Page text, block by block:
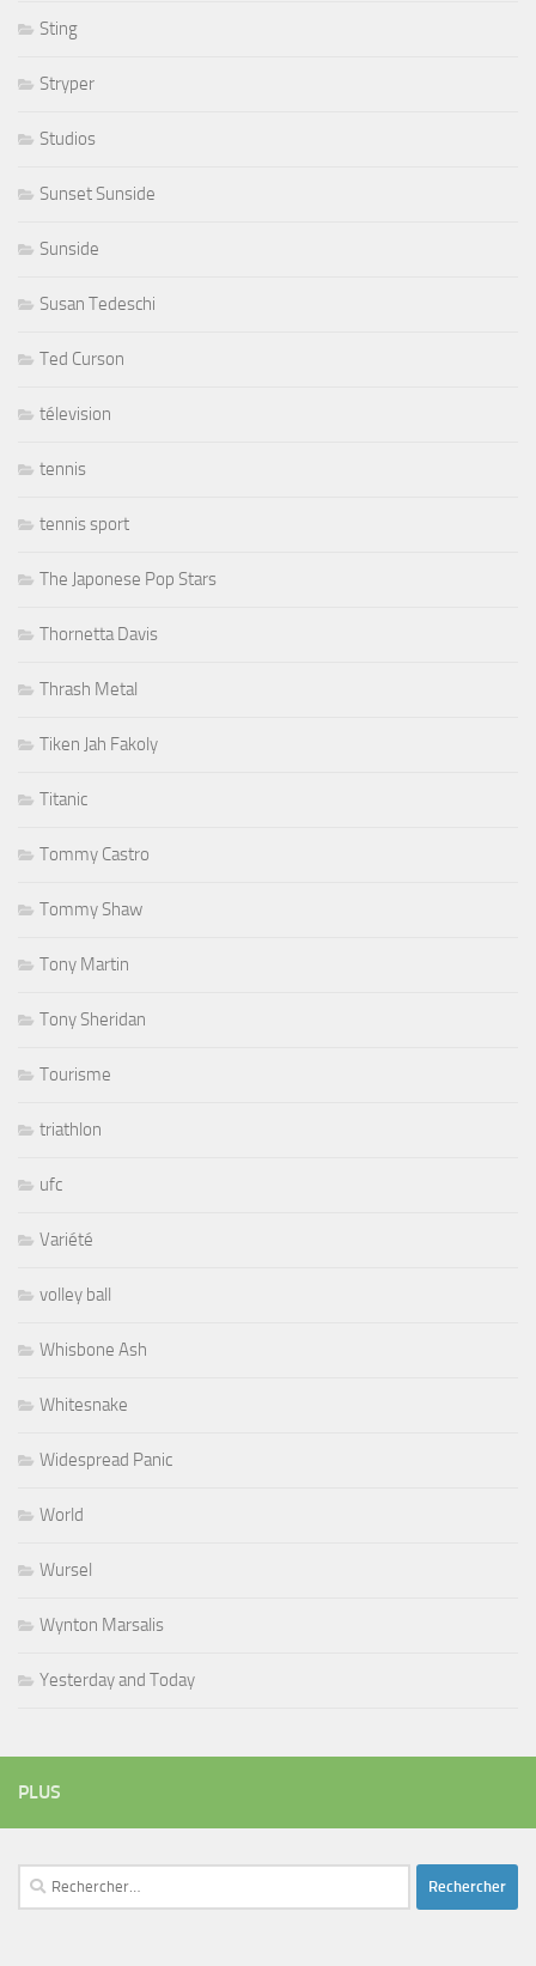
Sting
Stryper
Studios
Sunset Sunside
Sunside
Susan Tedeschi
Ted Curson
télevision
tennis
tennis sport
The Japonese Pop Stars
Thornetta Davis
Thrash Metal
Tiken Jah Fakoly
Titanic
Tommy Castro
Tommy Shaw
Tony Martin
Tony Sheridan
Tourisme
triathlon
ufc
Variété
volley ball
Whisbone Ash
Whitesnake
Widespread Panic
World
Wursel
Wynton Marsalis
Yesterday and Today
PLUS
Rechercher :